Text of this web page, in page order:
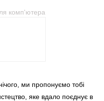
комп'ютера
ми пропонуємо тобі
яке вдало поєднує в